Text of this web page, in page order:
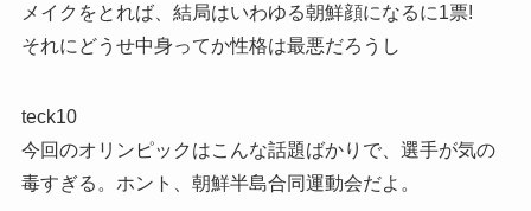
メイクをとれば、結局はいわゆる朝鮮顔になるに1票!
それにどうせ中身ってか性格は最悪だろうし
teck10
今回のオリンピックはこんな話題ばかりで、選手が気の
毒すぎる。ホント、朝鮮半島合同運動会だよ。